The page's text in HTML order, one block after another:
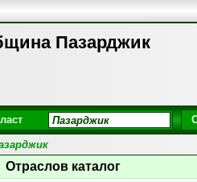
Пазарджик
Отраслов каталог